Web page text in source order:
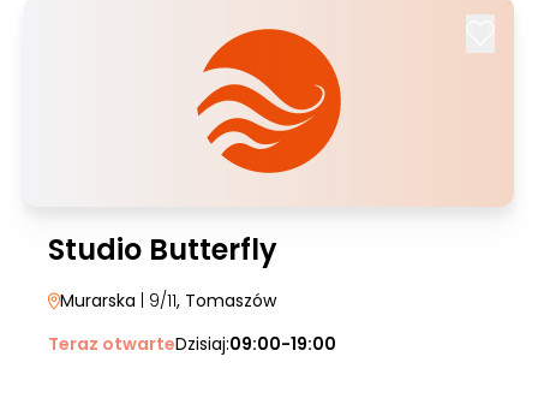
Studio Butterfly
Murarska | 9/11, Tomaszów
Teraz otwarteDzisiaj:09:00-19:00